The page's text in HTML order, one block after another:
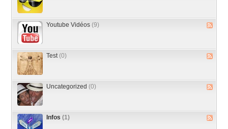
Youtube Vidéos (9)
Test (0)
Uncategorized (0)
Infos(1)